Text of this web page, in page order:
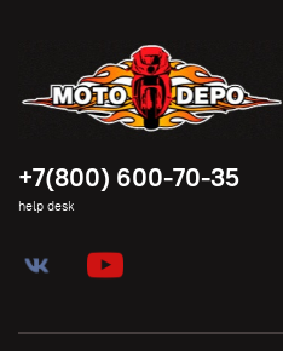
+7(800) 600-70-35
help desk